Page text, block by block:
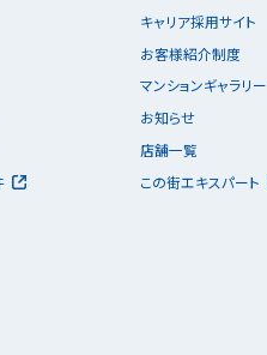
キャリア採用サイト
お客様紹介制度
マンションギャラリー
お知らせ
店舗一覧
この街エキスパート